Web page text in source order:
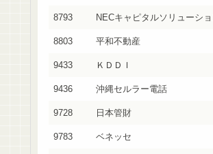
8793 NECキャピタルソリューシ
8803 平和不動産
9433 ＫＤＤＩ
9436 沖縄セルラー電話
9728 日本管財
9783 ベネッセ